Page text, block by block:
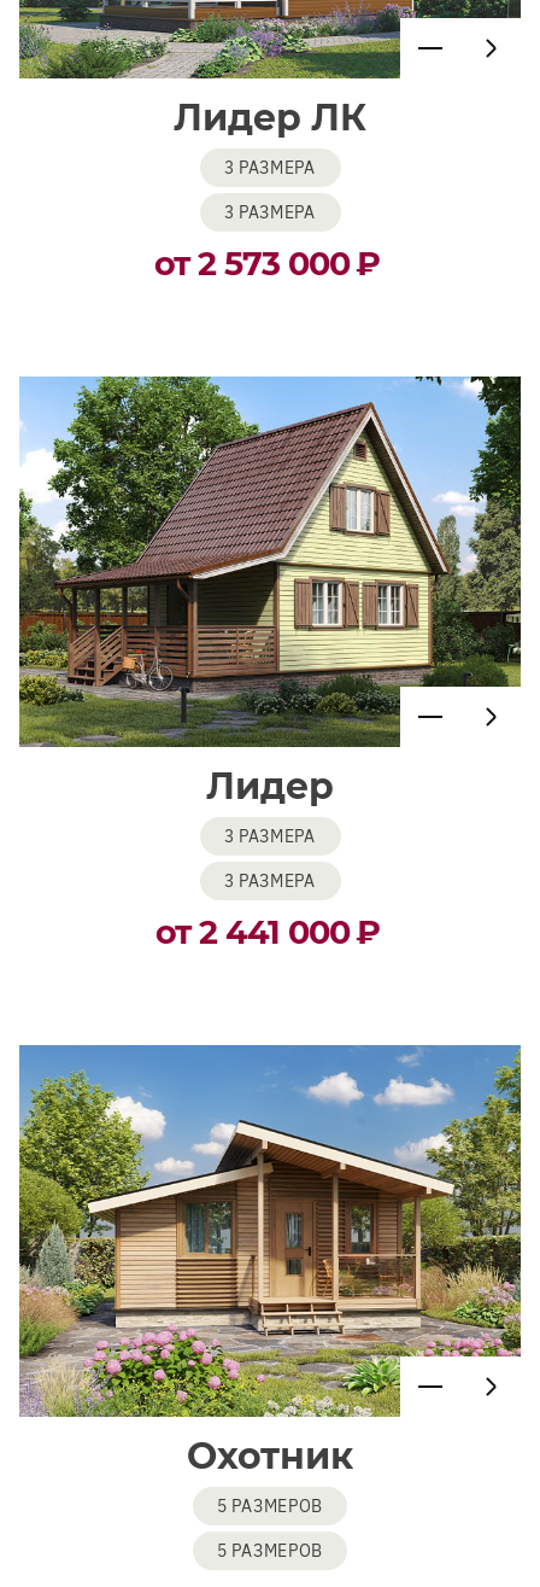
Лидер ЛК
3 РАЗМЕРА
3 РАЗМЕРА
от 2 573 000₽
Лидер
3 РАЗМЕРА
3 РАЗМЕРА
от 2 441 000₽
Охотник
5 РАЗМЕРОВ
5 РАЗМЕРОВ